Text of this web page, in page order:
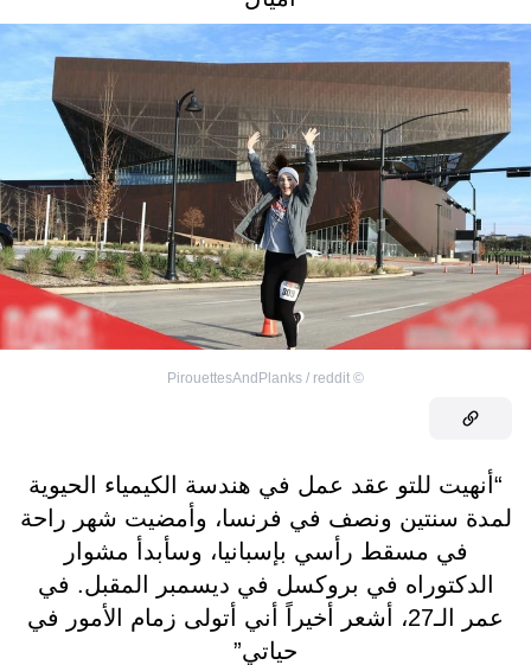
©
PirouettesAndPlanks / reddit
“أنهيت للتو عقد عمل في هندسة الكيمياء الحيوية
لمدة سنتين ونصف في فرنسا، وأمضيت شهر راحة
في مسقط رأسي بإسبانيا، وسأبدأ مشوار
الدكتوراه في بروكسل في ديسمبر المقبل. في
عمر الـ27، أشعر أخيراً أني أتولى زمام الأمور في
حياتي”